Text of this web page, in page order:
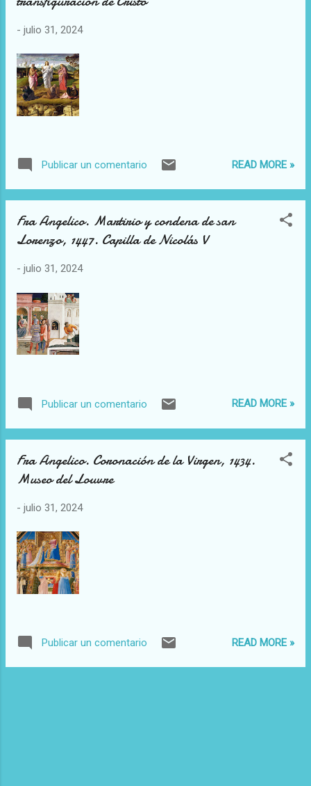
- julio 31, 2024
Publicar un comentario READ MORE »
Fra Angelico. Martirio y condena de san
Lorenzo, 1447. Capilla de Nicolás V
- julio 31, 2024
Publicar un comentario READ MORE »
Fra Angelico. Coronación de la Virgen, 1434.
Museo del Louvre
- julio 31, 2024
Publicar un comentario READ MORE »